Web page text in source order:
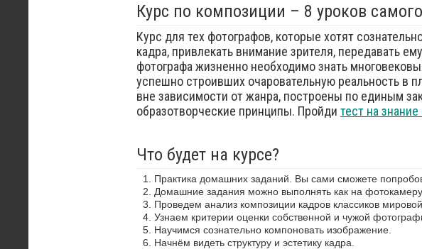
Курс по композиции – 8 уроков
Курс для тех фотографов, которые хотят
кадра, привлекать внимание зрителя, передавать
фотографа жизненно необходимо знать
успешно строивших очаровательную реальность в
вне зависимости от жанра, построены по единым
образотворческие принципы. Пройди тест на
Что будет на курсе?
Практика домашних заданий. Вы сами сможете
Домашние задания можно выполнять как на
Проведем анализ композиции кадров классиков
Узнаем критерии оценки собственной и чужой
Научимся сознательно компоновать изображение.
Начнём видеть структуру и эстетику кадра.